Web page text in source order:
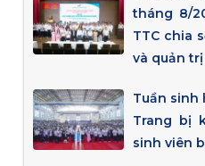
tháng 8/
TTC chia
và quản
Tuần sinh
Trang bị
sinh viên